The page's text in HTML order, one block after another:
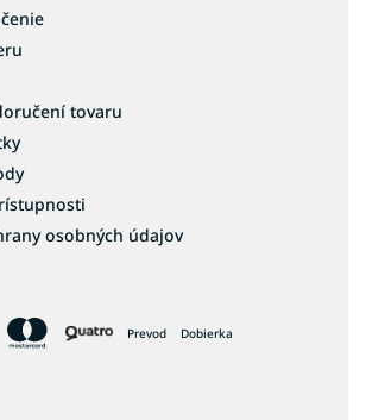
tovaru
osobných údajov
Prevod Dobierka